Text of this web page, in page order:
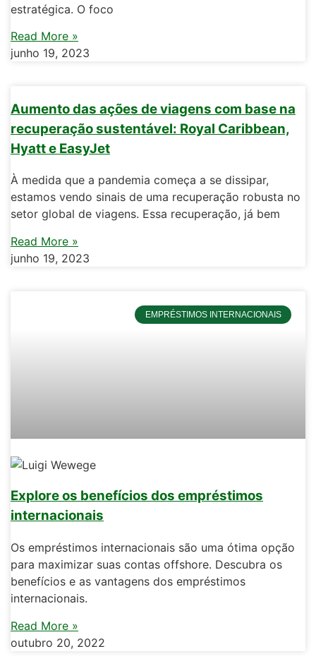
estratégica. O foco
Read More »
junho 19, 2023
Aumento das ações de viagens com base na
recuperação sustentável: Royal Caribbean,
Hyatt e EasyJet
À medida que a pandemia começa a se dissipar,
estamos vendo sinais de uma recuperação robusta no
setor global de viagens. Essa recuperação, já bem
Read More »
junho 19, 2023
EMPRÉSTIMOS INTERNACIONAIS
Explore os benefícios dos empréstimos
internacionais
Os empréstimos internacionais são uma ótima opção
para maximizar suas contas offshore. Descubra os
benefícios e as vantagens dos empréstimos
internacionais.
Read More »
outubro 20, 2022